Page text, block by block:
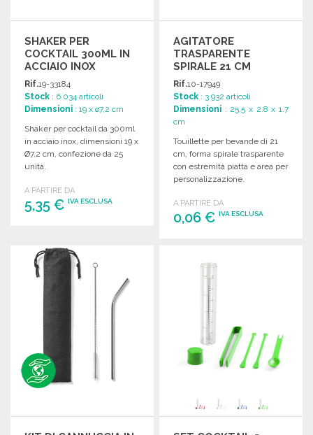
SHAKER PER
COCKTAIL 300ML IN
ACCIAIO INOX
Rif.19-33184
Stock : 6 034 articoli
Dimensioni : 19 x ø7,2 cm
Shaker per cocktail da 300ml
in acciaio inox, dimensioni 19 x
Ø7,2 cm, confezione da 25
unità.
A PARTIRE DA
5,35 € IVA ESCLUSA
Richiedi un preventivo
AGITATORE
TRASPARENTE
SPIRALE 21 CM
Rif.10-17949
Stock : 3 932 articoli
Dimensioni : 25.5 x 2.8 x 1.7
cm
Touillette per bevande di 21
cm, forma spirale trasparente
con estremità piatta e area per
personalizzazione.
A PARTIRE DA
0,06 €IVA ESCLUSA
Richiedi un preventivo